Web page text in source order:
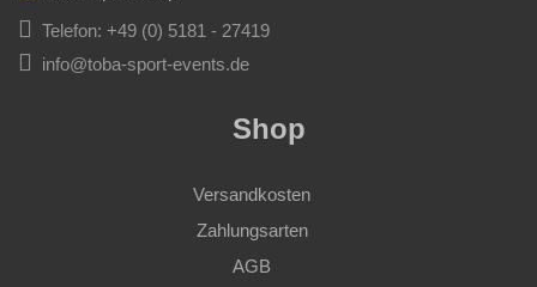
Telefon: +49 (0) 5181 - 27419
info@toba-sport-events.de
Shop
Versandkosten
Zahlungsarten
AGB